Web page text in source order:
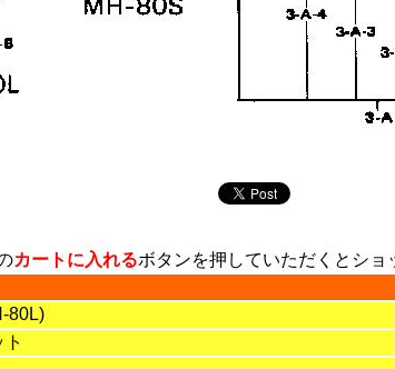
カートに入れるボタンを押していただくとショ
80L)